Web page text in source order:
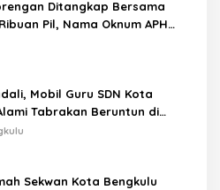
Ditangkap Bersama
Pil, Nama Oknum APH
Interogasi
Mobil Guru SDN Kota
Tabrakan Beruntun di
Sekwan Kota Bengkulu